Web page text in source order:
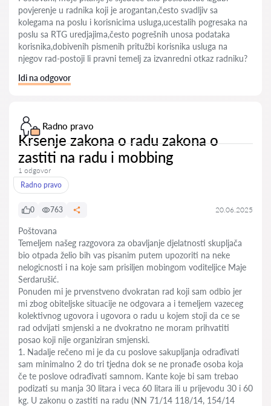
povjerenje u radnika koji je arogantan,često svadljiv sa
kolegama na poslu i korisnicima usluga,ucestalih pogresaka na
poslu sa RTG uredjajima,često pogrešnih unosa podataka
korisnika,dobivenih pismenih pritužbi korisnika usluga na
njegov rad-postoji li pravni temelj za izvanredni otkaz radniku?
Idi na odgovor
Radno pravo
Krsenje zakona o radu zakona o
zastiti na radu i mobbing
1 odgovor
Radno pravo
0 763 20.06.2025
Poštovana
Temeljem našeg razgovora za obavljanje djelatnosti skupljača
bio otpada želio bih vas pisanim putem upozoriti na neke
nelogicnosti i na koje sam prisiljen mobingom voditeljice Maje
Serdarušić.
Ponuden mi je prvenstveno dvokratan rad koji sam odbio jer
mi zbog obiteljske situacije ne odgovara a i temeljem vazeceg
kolektivnog ugovora i ugovora o radu u kojem stoji da ce se
rad odvijati smjenski a ne dvokratno ne moram prihvatiti
posao koji nije organiziran smjenski.
1. Nadalje rečeno mi je da cu poslove sakupljanja odrađivati
sam minimalno 2 do tri tjedna dok se ne pronađe osoba koja
če te poslove odrađivati samnom. Kante koje bi sam trebao
podizati su manja 30 litara i veca 60 litara ili u prijevodu 30 i 60
kg. U zakonu o zastiti na radu (NN 71/14 118/14, 154/14